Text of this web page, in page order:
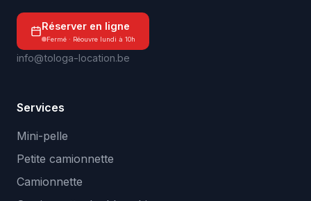
Réserver en ligne
Fermé · Réouvre lundi à 10h
info@tologa-location.be
Services
Mini-pelle
Petite camionnette
Camionnette